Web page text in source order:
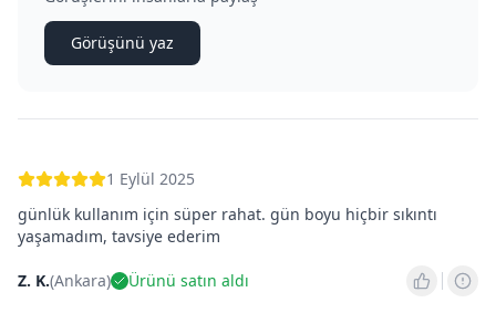
Görüşünü yaz
1 Eylül 2025
günlük kullanım için süper rahat. gün boyu hiçbir sıkıntı
yaşamadım, tavsiye ederim
Z. K.(Ankara) Ürünü satın aldı